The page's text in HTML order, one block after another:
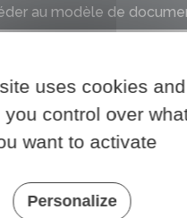
au modèle de
uses cookies and
you control over
want to activate
Personalize